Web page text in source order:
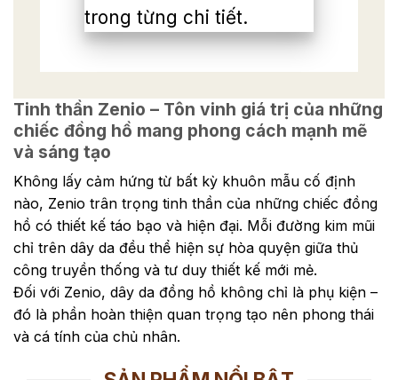
trong từng chi tiết.
Tinh thần Zenio – Tôn vinh giá trị của những
chiếc đồng hồ mang phong cách mạnh mẽ
và sáng tạo
Không lấy cảm hứng từ bất kỳ khuôn mẫu cố định
nào, Zenio trân trọng tinh thần của những chiếc đồng
hồ có thiết kế táo bạo và hiện đại. Mỗi đường kim mũi
chỉ trên dây da đều thể hiện sự hòa quyện giữa thủ
công truyền thống và tư duy thiết kế mới mẻ.
Đối với Zenio, dây da đồng hồ không chỉ là phụ kiện –
đó là phần hoàn thiện quan trọng tạo nên phong thái
và cá tính của chủ nhân.